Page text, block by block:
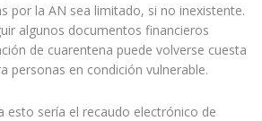
por la AN sea limitado, si no inexistente.
algunos documentos financieros
de cuarentena puede volverse cuesta
personas en condición vulnerable.
esto sería el recaudo electrónico de